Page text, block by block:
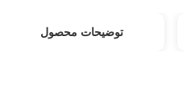
توضیحات محصول